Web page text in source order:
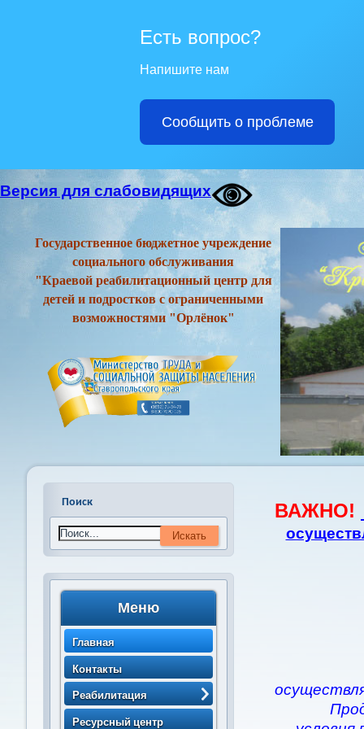
Есть вопрос?
Напишите нам
Сообщить о проблеме
Версия для слабовидящих
Государственное бюджетное учреждение
социального обслуживания
"Краевой реабилитационный центр для
детей и подростков с ограниченными
возможностями "Орлёнок"
Поиск
Меню
Главная
Контакты
Реабилитация
> Порядок направления
Ресурсный центр
ВАЖНО!